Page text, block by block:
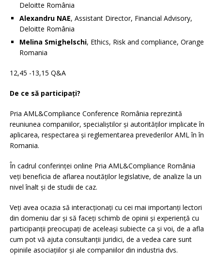
Deloitte România
Alexandru NAE, Assistant Director, Financial Advisory,
Deloitte România
Melina Smighelschi, Ethics, Risk and compliance, Orange
Romania
12,45 -13,15 Q&A
De ce să participați?
Pria AML&Compliance Conference România reprezintă
reuniunea companiilor, specialiștilor și autorităților implicate în
aplicarea, respectarea și reglementarea prevederilor AML în în
Romania.
În cadrul conferinței online Pria AML&Compliance România
veți beneficia de aflarea noutăților legislative, de analize la un
nivel înalt și de studii de caz.
Veți avea ocazia să interacționați cu cei mai importanți lectori
din domeniu dar și să faceți schimb de opinii și experiență cu
participanții preocupați de aceleași subiecte ca și voi, de a afla
cum pot vă ajuta consultanții juridici, de a vedea care sunt
opiniile asociațiilor și ale companiilor din industria dvs.